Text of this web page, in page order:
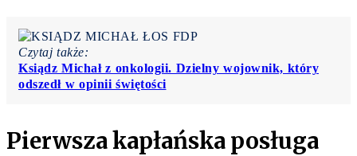
Czytaj także:
Ksiądz Michał z onkologii. Dzielny wojownik, który
odszedł w opinii świętości
Pierwsza kapłańska posługa